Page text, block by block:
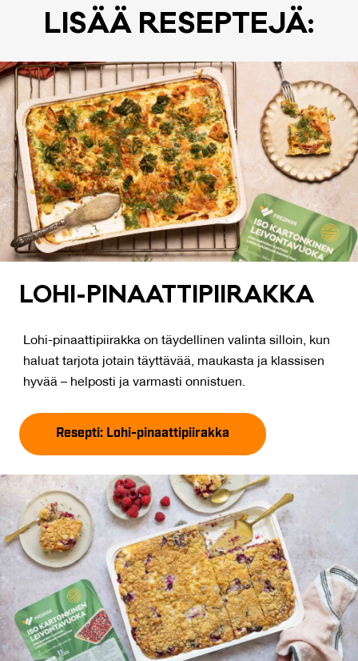
LI­SÄÄ RE­SEP­TE­JÄ:
LO­HI-PI­NAAT­TI­PII­RAK­KA
Lohi-pinaattipiirakka on täydellinen valinta silloin, kun
haluat tarjota jotain täyttävää, maukasta ja klassisen
hyvää – helposti ja varmasti onnistuen.
Resepti: Lohi-pinaattipiirakka